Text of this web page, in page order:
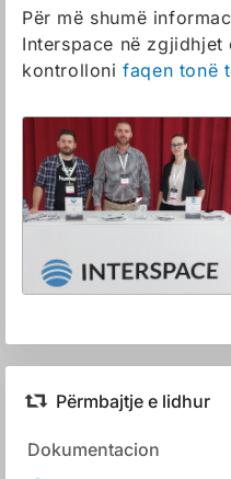
Për më shumë
Interspace në
kontrollonifaqen tonë
Përmbajtje e lidhur
Dokumentacion